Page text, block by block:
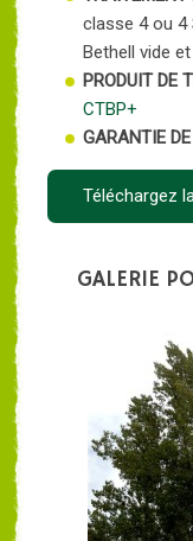
classe 4 ou 4
Bethell vide
PRODUIT DE
CTBP+
GARANTIE
Téléchargez
GALERIE